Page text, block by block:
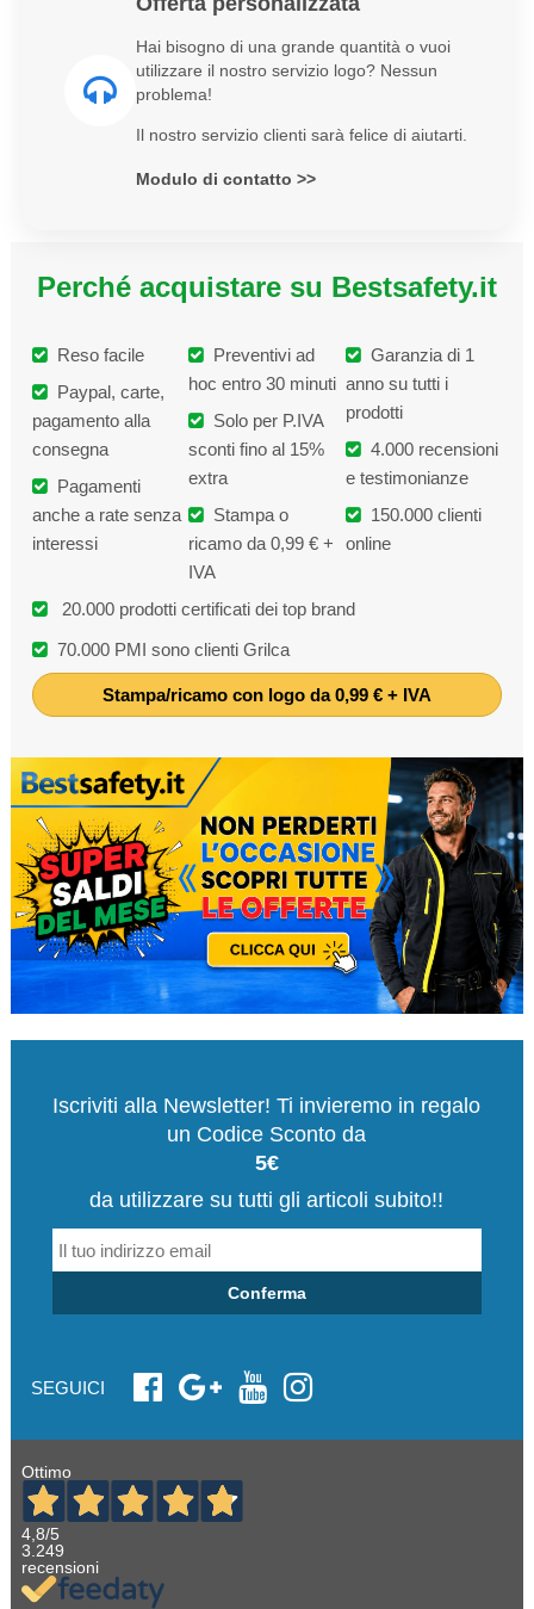
Hai bisogno di una grande quantità o vuoi
utilizzare il nostro servizio logo? Nessun
problema!
Il nostro servizio clienti sarà felice di aiutarti.
Modulo di contatto >>
Perché acquistare su Bestsafety.it
Reso facile
Paypal, carte,
pagamento alla
consegna
Pagamenti
anche a rate senza
interessi
Preventivi ad
hoc entro 30 minuti
Solo per P.IVA
sconti fino al 15%
extra
Stampa o
ricamo da 0,99 € +
IVA
Garanzia di 1
anno su tutti i
prodotti
4.000 recensioni
e testimonianze
150.000 clienti
online
20.000 prodotti certificati dei top brand
70.000 PMI sono clienti Grilca
Stampa/ricamo con logo da 0,99 € + IVA
Iscriviti alla Newsletter! Ti invieremo in regalo
un Codice Sconto da
5€
da utilizzare su tutti gli articoli subito!!
Conferma
SEGUICI
Ottimo
4,8/5
3.249
recensioni